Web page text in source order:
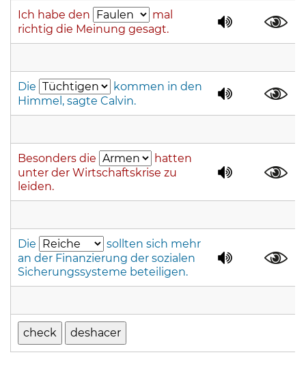
Ich habe den
mal
richtig die Meinung gesagt.
Die
kommen in den
Himmel, sagte Calvin.
Besonders die
hatten
unter der Wirtschaftskrise zu
leiden.
Die
sollten sich mehr
an der Finanzierung der sozialen
Sicherungssysteme beteiligen.